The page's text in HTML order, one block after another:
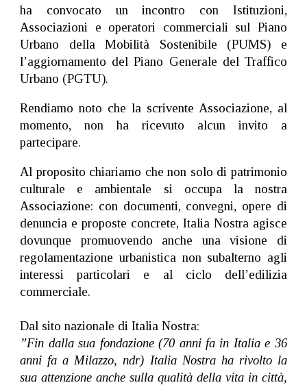
ha convocato un incontro con Istituzioni,
Associazioni e operatori commerciali sul Piano
Urbano della Mobilità Sostenibile (PUMS) e
l’aggiornamento del Piano Generale del Traffico
Urbano (PGTU).
Rendiamo noto che la scrivente Associazione, al
momento, non ha ricevuto alcun invito a
partecipare.
Al proposito chiariamo che non solo di patrimonio
culturale e ambientale si occupa la nostra
Associazione: con documenti, convegni, opere di
denuncia e proposte concrete, Italia Nostra agisce
dovunque promuovendo anche una visione di
regolamentazione urbanistica non subalterno agli
interessi particolari e al ciclo dell’edilizia
commerciale.
Dal sito nazionale di Italia Nostra:
”Fin dalla sua fondazione (70 anni fa in Italia e 36
anni fa a Milazzo, ndr) Italia Nostra ha rivolto la
sua attenzione anche sulla qualità della vita in città,